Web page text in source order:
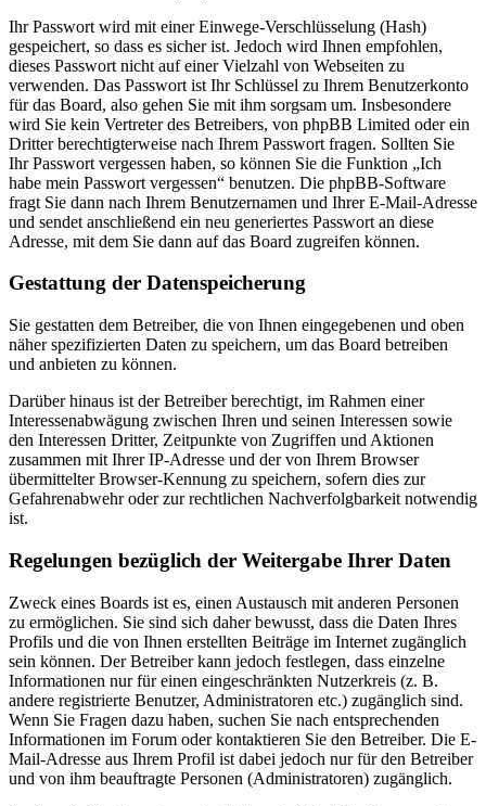
Ihr Passwort wird mit einer Einwege-Verschlüsselung (Hash)
gespeichert, so dass es sicher ist. Jedoch wird Ihnen empfohlen,
dieses Passwort nicht auf einer Vielzahl von Webseiten zu
verwenden. Das Passwort ist Ihr Schlüssel zu Ihrem Benutzerkonto
für das Board, also gehen Sie mit ihm sorgsam um. Insbesondere
wird Sie kein Vertreter des Betreibers, von phpBB Limited oder ein
Dritter berechtigterweise nach Ihrem Passwort fragen. Sollten Sie
Ihr Passwort vergessen haben, so können Sie die Funktion „Ich
habe mein Passwort vergessen“ benutzen. Die phpBB-Software
fragt Sie dann nach Ihrem Benutzernamen und Ihrer E-Mail-Adresse
und sendet anschließend ein neu generiertes Passwort an diese
Adresse, mit dem Sie dann auf das Board zugreifen können.
Gestattung der Datenspeicherung
Sie gestatten dem Betreiber, die von Ihnen eingegebenen und oben
näher spezifizierten Daten zu speichern, um das Board betreiben
und anbieten zu können.
Darüber hinaus ist der Betreiber berechtigt, im Rahmen einer
Interessenabwägung zwischen Ihren und seinen Interessen sowie
den Interessen Dritter, Zeitpunkte von Zugriffen und Aktionen
zusammen mit Ihrer IP-Adresse und der von Ihrem Browser
übermittelter Browser-Kennung zu speichern, sofern dies zur
Gefahrenabwehr oder zur rechtlichen Nachverfolgbarkeit notwendig
ist.
Regelungen bezüglich der Weitergabe Ihrer Daten
Zweck eines Boards ist es, einen Austausch mit anderen Personen
zu ermöglichen. Sie sind sich daher bewusst, dass die Daten Ihres
Profils und die von Ihnen erstellten Beiträge im Internet zugänglich
sein können. Der Betreiber kann jedoch festlegen, dass einzelne
Informationen nur für einen eingeschränkten Nutzerkreis (z. B.
andere registrierte Benutzer, Administratoren etc.) zugänglich sind.
Wenn Sie Fragen dazu haben, suchen Sie nach entsprechenden
Informationen im Forum oder kontaktieren Sie den Betreiber. Die E-
Mail-Adresse aus Ihrem Profil ist dabei jedoch nur für den Betreiber
und von ihm beauftragte Personen (Administratoren) zugänglich.